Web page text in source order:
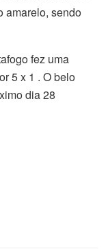
amarelo, sendo
fez uma
5 x 1 . O belo
dia 28